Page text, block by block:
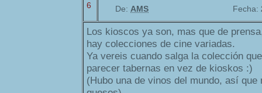
6 De: AMS Fecha:
Los kioscos ya son, mas que de
hay colecciones de cine variadas.
Ya vereis cuando salga la colección
parecer tabernas en vez de kioskos :)
(Hubo una de vinos del mundo, así